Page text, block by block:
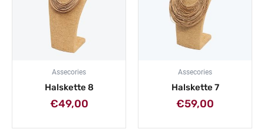
Assecories
Halskette 8
€49,00
Assecories
Halskette 7
€59,00